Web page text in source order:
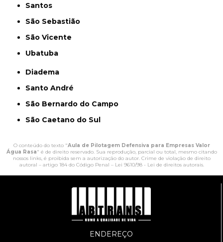
Santos
São Sebastião
São Vicente
Ubatuba
Diadema
Santo André
São Bernardo do Campo
São Caetano do Sul
O conteúdo do texto "Aula de Pilotagem Defensiva para Empresas Valor
Água Rasa" é de direito reservado. Sua reprodução, parcial ou total, mesmo citando
nossos links, é proibida sem a autorização do autor. Crime de violação de direito
autoral – artigo 184 do Código Penal – Lei 9610/98 - Lei de direitos autorais.
ENDEREÇO